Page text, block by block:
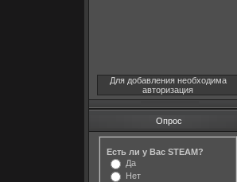
Для добавления необходима
авторизация
Опрос
Есть ли у Вас STEAM?
Да
Нет